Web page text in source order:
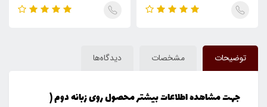
توضیحات مشخصات دیدگاه‌ها
جهت مشاهده اطلاعات بیشتر محصول روی زبانه دوم (